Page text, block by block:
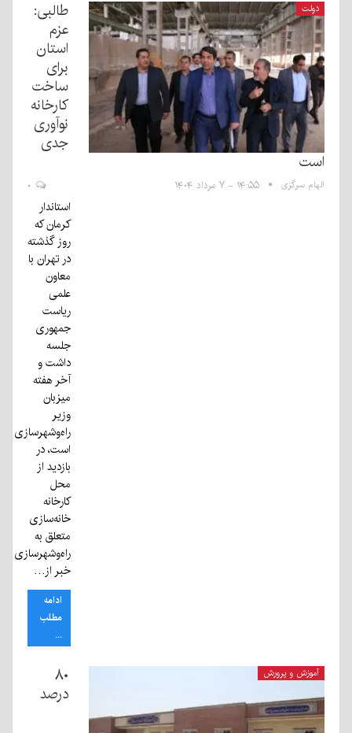
دولت
طالبی:
عزم
استان
برای
ساخت
کارخانه
نوآوری
جدی
است
الهام سرگزی ۱۴:۵۵ - ۷ مرداد ۱۴۰۴
استاندار
کرمان که
روز گذشته
در تهران با
معاون
علمی
ریاست
جمهوری
جلسه
داشت و
آخر هفته
میزبان
وزیر
راه‌وشهرسازی
است، در
بازدید از
محل
کارخانه
خانه‌سازی
متعلق به
راه‌وشهرسازی
خبر از…
ادامه
مطلب
...
آموزش و پرورش
۸۰
درصد